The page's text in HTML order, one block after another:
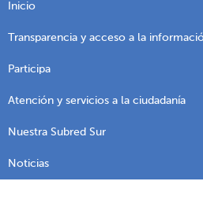
Inicio
Transparencia y acceso a la
Participa
Atención y servicios a la ciudadanía
Nuestra Subred Sur
Noticias